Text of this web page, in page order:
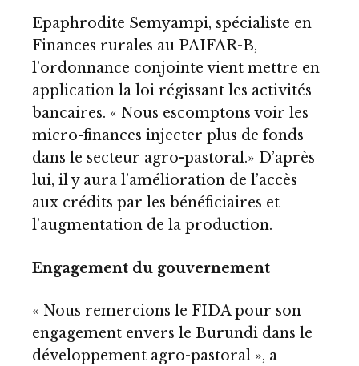
Epaphrodite Semyampi, spécialiste en
Finances rurales au PAIFAR-B,
l’ordonnance conjointe vient mettre en
application la loi régissant les activités
bancaires. « Nous escomptons voir les
micro-finances injecter plus de fonds
dans le secteur agro-pastoral.» D’après
lui, il y aura l’amélioration de l’accès
aux crédits par les bénéficiaires et
l’augmentation de la production.
Engagement du gouvernement
« Nous remercions le FIDA pour son
engagement envers le Burundi dans le
développement agro-pastoral », a